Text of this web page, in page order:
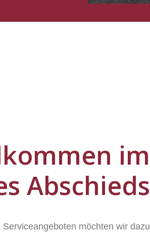
im
Abschieds
möchten wir dazu